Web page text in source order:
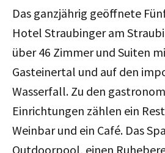
Das ganzjährig geöffnete
Hotel Straubinger am
über 46 Zimmer und Suiten
Gasteinertal und auf den
Wasserfall. Zu den
Einrichtungen zählen ein
Weinbar und ein Café. Das
Outdoorpool, einen